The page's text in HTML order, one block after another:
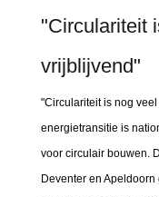
"Circulariteit
vrijblijvend"
"Circulariteit is nog
energietransitie is
voor circulair bouwen.
Deventer en